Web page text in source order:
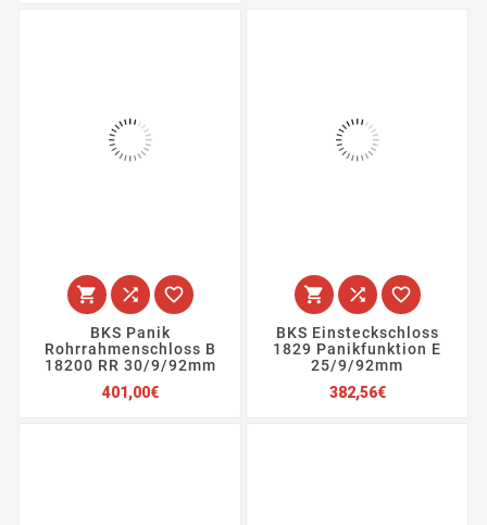
  
BKS Panik
Rohrrahmenschloss B
18200 RR 30/9/92mm
401,00€Preis
  
BKS Einsteckschloss
1829 Panikfunktion E
25/9/92mm
382,56€Preis